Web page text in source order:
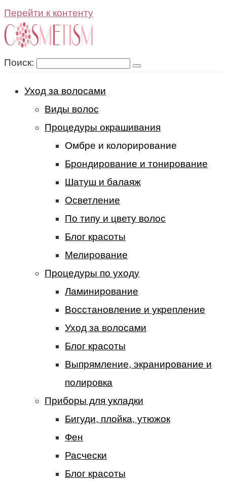
Перейти к контенту
Поиск:
Уход за волосами
Виды волос
Процедуры окрашивания
Омбре и колорирование
Брондирование и тонирование
Шатуш и балаяж
Осветление
По типу и цвету волос
Блог красоты
Мелирование
Процедуры по уходу
Ламинирование
Восстановление и укрепление
Уход за волосами
Блог красоты
Выпрямление, экранирование и
полировка
Приборы для укладки
Бигуди, плойка, утюжок
Фен
Расчески
Блог красоты